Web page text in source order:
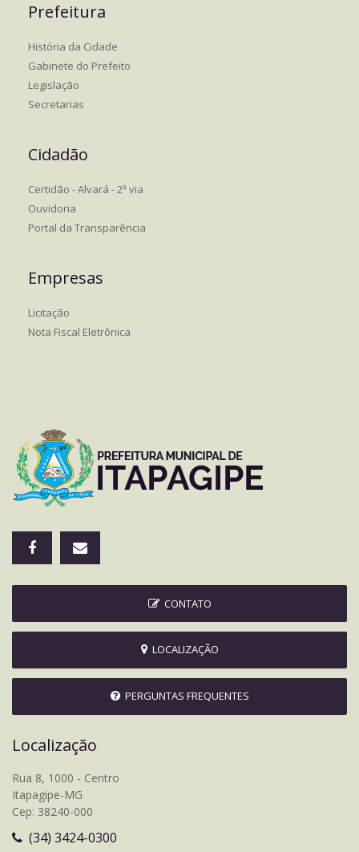
Prefeitura
História da Cidade
Gabinete do Prefeito
Legislação
Secretarias
Cidadão
Certidão - Alvará - 2ª via
Ouvidoria
Portal da Transparência
Empresas
Licitação
Nota Fiscal Eletrônica
CONTATO
LOCALIZAÇÃO
PERGUNTAS FREQUENTES
Localização
Rua 8, 1000 - Centro
Itapagipe-MG
Cep: 38240-000
(34) 3424-0300